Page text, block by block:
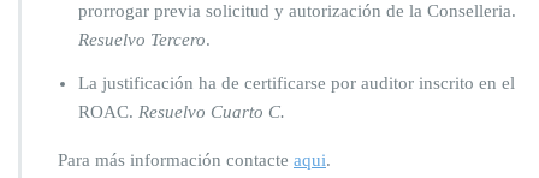
prorrogar previa solicitud y autorización de la Conselleria.
Resuelvo Tercero.
La justificación ha de certificarse por auditor inscrito en el
ROAC. Resuelvo Cuarto C.
Para más información contacte aqui.